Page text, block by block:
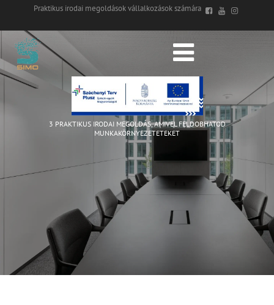
Praktikus irodai megoldások vállalkozások számára
3 PRAKTIKUS IRODAI MEGOLDÁS, AMIVEL FELDOBHATOD
MUNKAKÖRNYEZETETEKET